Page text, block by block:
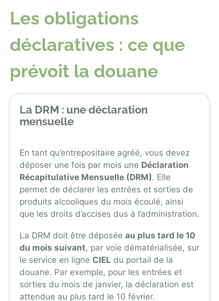
Les obligations
déclaratives : ce que
prévoit la douane
La DRM : une déclaration
mensuelle
En tant qu’entrepositaire agréé, vous devez
déposer une fois par mois une Déclaration
Récapitulative Mensuelle (DRM). Elle
permet de déclarer les entrées et sorties de
produits alcooliques du mois écoulé, ainsi
que les droits d’accises dus à l’administration.
La DRM doit être déposée au plus tard le 10
du mois suivant, par voie dématérialisée, sur
le service en ligne CIEL du portail de la
douane. Par exemple, pour les entrées et
sorties du mois de janvier, la déclaration est
attendue au plus tard le 10 février.